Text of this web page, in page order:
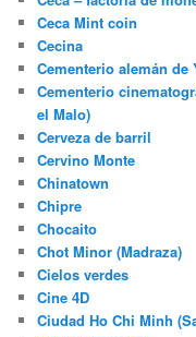
Ceca Mint coin
Cecina
Cementerio alemán de
Cementerio
el Malo)
Cerveza de barril
Cervino Monte
Chinatown
Chipre
Chocaito
Chot Minor (Madraza)
Cielos verdes
Cine 4D
Ciudad Ho Chi Minh